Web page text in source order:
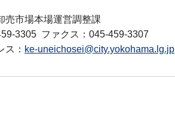
売市場本場運営調整課
3305 ファクス：045-459-3307
ス： ke-uneichosei@city.yokohama.lg.jp